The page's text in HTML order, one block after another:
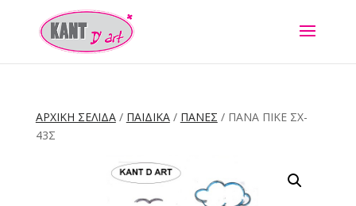
ΑΡΧΙΚΉ ΣΕΛΊΔΑ/ ΠΑΙΔΙΚΑ/ ΠΑΝΕΣ / ΠΆΝΑ ΠΙΚΈ ΣΧ-
43Σ